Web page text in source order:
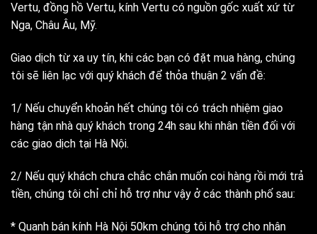
Vertu, đồng hồ Vertu, kính Vertu có nguồn gốc xuất xứ từ
Nga, Châu Âu, Mỹ.
Giao dịch từ xa uy tín, khi các bạn có đặt mua hàng, chúng
tôi sẽ liên lạc với quý khách để thỏa thuận 2 vấn đề:
1/ Nếu chuyển khoản hết chúng tôi có trách nhiệm giao
hàng tận nhà quý khách trong 24h sau khi nhân tiền đối với
các giao dịch tại Hà Nội.
2/ Nếu quý khách chưa chắc chắn muốn coi hàng rồi mới trả
tiền, chúng tôi chỉ chỉ hỗ trợ như vậy ở các thành phố sau:
* Quanh bán kính Hà Nội 50km chúng tôi hỗ trợ cho nhân